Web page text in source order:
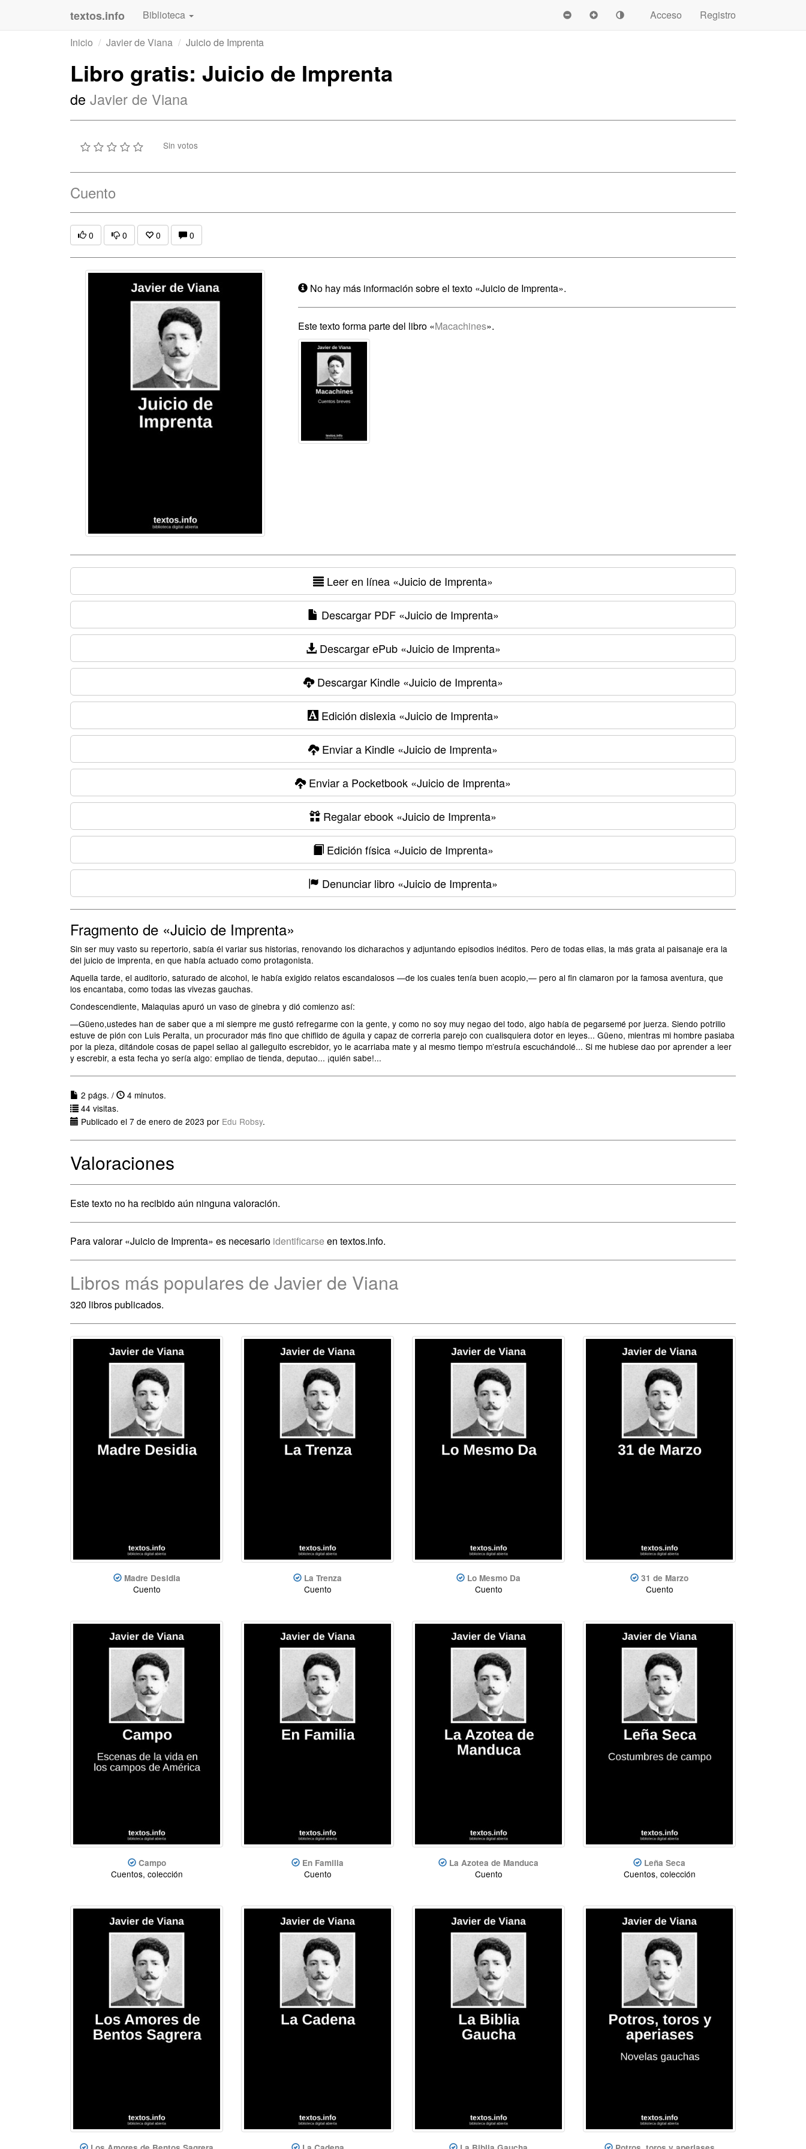
textos.info Biblioteca Acceso
Registro
Inicio
Javier de Viana Juicio de Imprenta
Libro gratis: Juicio de Imprenta
de Javier de Viana
Sin votos
Cuento
0 0 0 0
No hay más información sobre el texto «Juicio de Imprenta».
Este texto forma parte del libro «Macachines».
Leer en línea «Juicio de Imprenta»
Descargar PDF«Juicio de Imprenta»
Descargar ePub«Juicio de Imprenta»
Descargar Kindle«Juicio de Imprenta»
Edición dislexia«Juicio de Imprenta»
Enviar a Kindle «Juicio de Imprenta»
Enviar a Pocketbook «Juicio de Imprenta»
Regalar ebook «Juicio de Imprenta»
Edición física«Juicio de Imprenta»
Denunciar libro «Juicio de Imprenta»
Fragmento de «Juicio de Imprenta»
Sin ser muy vasto su repertorio, sabía él variar sus historias, renovando los dicharachos y adjuntando episodios inéditos. Pero de todas ellas, la más grata al paisanaje era la
del juicio de imprenta, en que había actuado como protagonista.
Aquella tarde, el auditorio, saturado de alcohol, le había exigido relatos escandalosos —de los cuales tenía buen acopio,— pero al fin clamaron por la famosa aventura, que
los encantaba, como todas las vivezas gauchas.
Condescendiente, Malaquias apuró un vaso de ginebra y dió comienzo así:
—Güeno,ustedes han de saber que a mi siempre me gustó refregarme con la gente, y como no soy muy negao del todo, algo había de pegarsemé por juerza. Siendo potrillo
estuve de pión con Luis Peralta, un procurador más fino que chiflido de águila y capaz de correrla parejo con cualisquiera dotor en leyes... Güeno, mientras mi hombre pasiaba
por la pieza, ditándole cosas de papel sellao al galleguito escrebidor, yo le acarriaba mate y al mesmo tiempo m’estruía escuchándolé... Si me hubiese dao por aprender a leer
y escrebir, a esta fecha yo sería algo: empliao de tienda, deputao... ¡quién sabe!...
2 págs. /
4 minutos.
44 visitas.
Publicado el 7 de enero de 2023 por Edu Robsy.
Valoraciones
Este texto no ha recibido aún ninguna valoración.
Para valorar «Juicio de Imprenta» es necesario identificarse en textos.info.
Libros más populares de Javier de Viana
320 libros publicados.
Madre Desidia
Cuento
La Trenza
Cuento
Lo Mesmo Da
Cuento
31 de Marzo
Cuento
Campo
Cuentos, colección
En Familia
Cuento
La Azotea de Manduca
Cuento
Leña Seca
Cuentos, colección